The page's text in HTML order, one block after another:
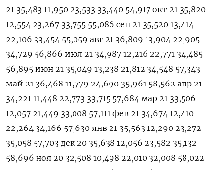
21 35,483 11,950 23,533 33,440 54,917 окт 21 35,820
12,554 23,267 33,755 55,086 сен 21 35,520 13,414
22,106 33,454 55,059 авг 21 36,809 13,904 22,905
34,729 56,866 июл 21 34,987 12,216 22,771 34,485
56,895 июн 21 35,049 13,238 21,812 34,548 57,343
май 21 36,468 11,779 24,690 35,961 58,562 апр 21
34,221 11,448 22,773 33,715 57,684 мар 21 33,506
12,057 21,449 33,008 57,111 фев 21 34,674 12,410
22,264 34,166 57,630 янв 21 35,563 12,290 23,272
35,058 57,703 дек 20 35,638 12,056 23,582 35,132
58,696 ноя 20 32,508 10,498 22,010 32,008 58,022